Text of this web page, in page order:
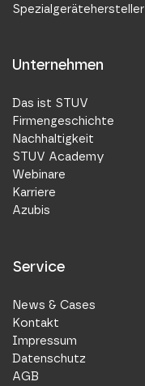
Spezialgerätehersteller
Unternehmen
Das ist STUV
Firmengeschichte
Nachhaltigkeit
STUV Academy
Webinare
Karriere
Azubis
Service
News & Cases
Kontakt
Impressum
Datenschutz
AGB